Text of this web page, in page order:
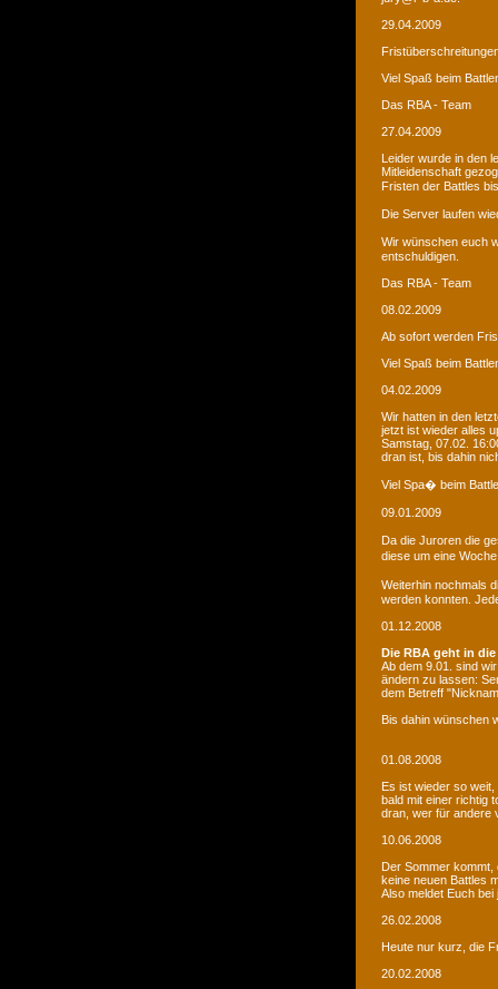
29.04.2009
Viel Spaß beim
Das RBA - Team
27.04.2009
Leider wurde in den
Mitleidenschaft
Fristen der Battles
Die Server laufen
Wir wünschen euch
entschuldigen.
Das RBA - Team
08.02.2009
Ab sofort werden
Viel Spaß beim
04.02.2009
Wir hatten in den
jetzt ist wieder alles
Samstag, 07.02.
dran ist, bis dahin
Viel Spa� beim
09.01.2009
Da die Juroren die
diese um eine
Weiterhin nochmals
werden konnten.
01.12.2008
Die RBA geht in
Ab dem 9.01. sind
ändern zu lassen:
dem Betreff
Bis dahin wünschen
01.08.2008
Es ist wieder so weit,
bald mit einer richtig
dran, wer für andere
10.06.2008
Der Sommer kommt,
keine neuen Battles
Also meldet Euch
26.02.2008
Heute nur kurz, die
20.02.2008